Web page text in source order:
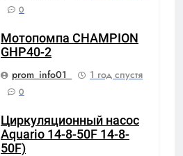
0
Мотопомпа CHAMPION
GHP40-2
prom_info01_
1 год спустя
0
Циркуляционный насос
Aquario 14-8-50F 14-8-
50F)